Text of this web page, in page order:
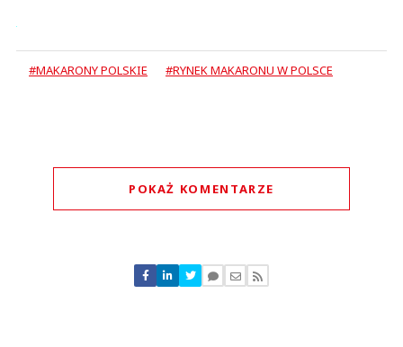
#MAKARONY POLSKIE #RYNEK MAKARONU W POLSCE
POKAŻ KOMENTARZE
Nie znaleziono komentarzy
Zostaw swoje komentarze